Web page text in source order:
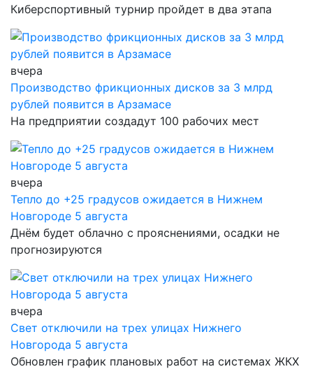
Киберспортивный турнир пройдет в два этапа
вчера
Производство фрикционных дисков за 3 млрд
рублей появится в Арзамасе
На предприятии создадут 100 рабочих мест
вчера
Тепло до +25 градусов ожидается в Нижнем
Новгороде 5 августа
Днём будет облачно с прояснениями, осадки не
прогнозируются
вчера
Свет отключили на трех улицах Нижнего
Новгорода 5 августа
Обновлен график плановых работ на системах ЖКХ